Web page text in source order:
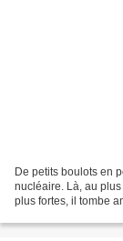
De petits boulots en
nucléaire. Là, au
plus fortes, il tombe